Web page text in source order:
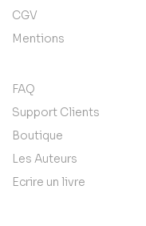
CGV
Mentions
FAQ
Support Clients
Boutique
Les Auteurs
Ecrire un livre